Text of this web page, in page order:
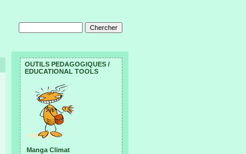
OUTILS PEDAGOGIQUES /
EDUCATIONAL TOOLS
Manga Climat